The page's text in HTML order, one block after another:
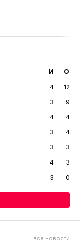
И О
4
12
3
9
4
4
3
4
3
3
4
3
3 0
все новости